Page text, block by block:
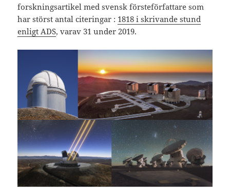
forskningsartikel med svensk försteförfattare som
har störst antal citeringar : 1818 i skrivande stund
enligt ADS, varav 31 under 2019.